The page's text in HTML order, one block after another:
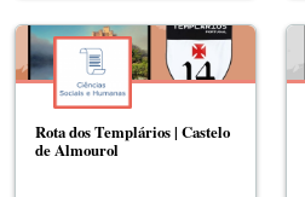
Rota dos Templários | Castelo
de Almourol